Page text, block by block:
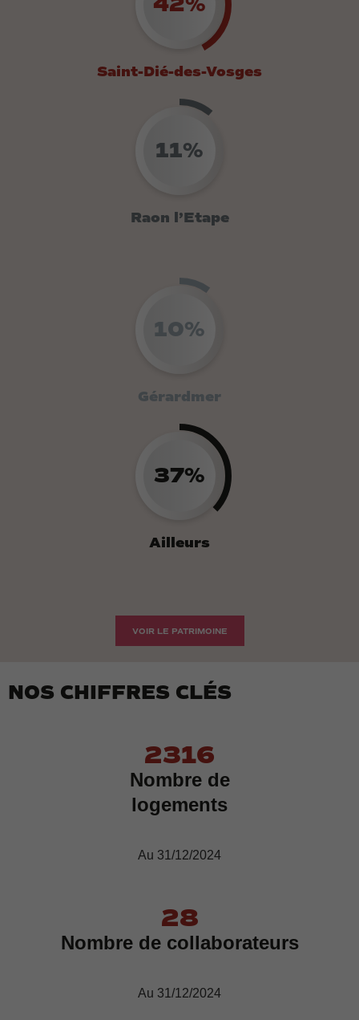
Saint-Dié-des-Vosges
11%
Raon l’Etape
10%
Gérardmer
37%
Ailleurs
VOIR LE PATRIMOINE
NOS CHIFFRES CLÉS
2317
Nombre de
logements
Au 31/12/2024
28
Nombre de collaborateurs
Au 31/12/2024